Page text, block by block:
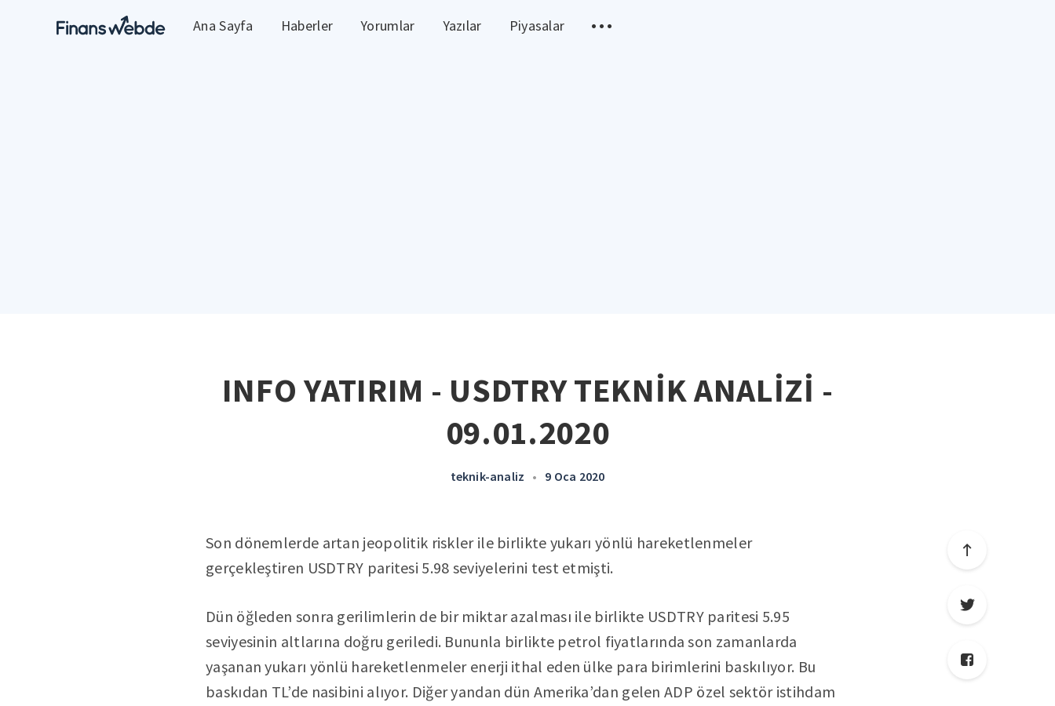
Ana Sayfa Haberler Yorumlar Yazılar Piyasalar
INFO YATIRIM - USDTRY TEKNİK ANALİZİ -
09.01.2020
teknik-analiz • 9 Oca 2020
Son dönemlerde artan jeopolitik riskler ile birlikte yukarı yönlü hareketlenmeler
gerçekleştiren USDTRY paritesi 5.98 seviyelerini test etmişti.
Dün öğleden sonra gerilimlerin de bir miktar azalması ile birlikte USDTRY paritesi 5.95
seviyesinin altlarına doğru geriledi. Bununla birlikte petrol fiyatlarında son zamanlarda
yaşanan yukarı yönlü hareketlenmeler enerji ithal eden ülke para birimlerini baskılıyor. Bu
baskıdan TL’de nasibini alıyor. Diğer yandan dün Amerika’dan gelen ADP özel sektör istihdam